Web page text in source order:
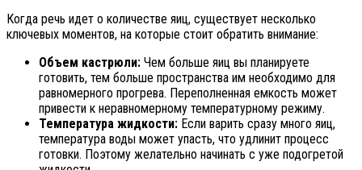
Когда речь идет о количестве яиц, существует несколько
ключевых моментов, на которые стоит обратить внимание:
Объем кастрюли: Чем больше яиц вы планируете
готовить, тем больше пространства им необходимо для
равномерного прогрева. Переполненная емкость может
привести к неравномерному температурному режиму.
Температура жидкости: Если варить сразу много яиц,
температура воды может упасть, что удлинит процесс
готовки. Поэтому желательно начинать с уже подогретой